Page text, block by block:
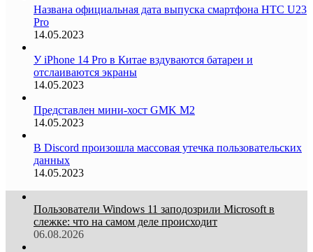
Названа официальная дата выпуска смартфона HTC U23
Pro
14.05.2023
У iPhone 14 Pro в Китае вздуваются батареи и
отслаиваются экраны
14.05.2023
Представлен мини-хост GMK M2
14.05.2023
В Discord произошла массовая утечка пользовательских
данных
14.05.2023
Пользователи Windows 11 заподозрили Microsoft в
слежке: что на самом деле происходит
06.08.2026